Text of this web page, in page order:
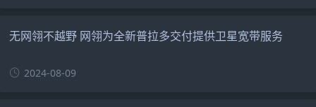
无网翎不越野 网翎为全新普拉多交付提供卫星宽带服务
2024-08-09